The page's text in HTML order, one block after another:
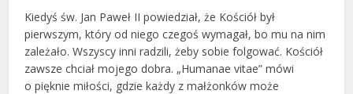
Kiedyś św. Jan Paweł II powiedział, że Kościół był
pierwszym, który od niego czegoś wymagał, bo mu na nim
zależało. Wszyscy inni radzili, żeby sobie folgować. Kościół
zawsze chciał mojego dobra. „Humanae vitae” mówi
o pięknie miłości, gdzie każdy z małżonków może